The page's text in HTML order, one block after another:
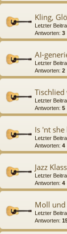
Kling,
Letzter
Antworten: 3
AI-
Letzter
Antworten: 2
Letzter
Antworten: 5
Is 'nt
Letzter
Antworten: 4
Jazz
Letzter
Antworten: 4
Moll
Letzter
Antworten: